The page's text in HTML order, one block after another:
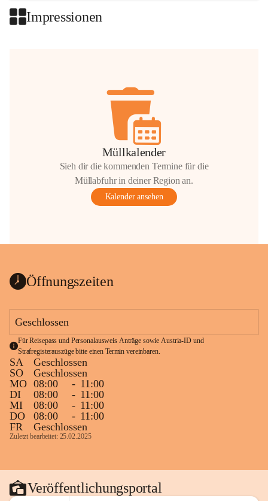
Impressionen
Müllkalender
Sieh dir die kommenden Termine für die
Müllabfuhr in deiner Region an.
Kalender ansehen
Öffnungszeiten
Geschlossen
Für Reisepass und Personalausweis Anträge sowie Austria-ID und
Strafregisterauszüge bitte einen Termin vereinbaren.
SA
Geschlossen
SO
Geschlossen
MO 08:00 - 11:00
DI
08:00 - 11:00
MI
08:00 - 11:00
DO
08:00 - 11:00
FR
Geschlossen
Zuletzt bearbeitet: 25.02.2025
Veröffentlichungsportal